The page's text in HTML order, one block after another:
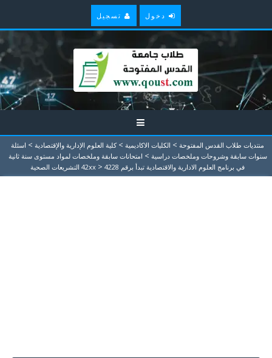
دخول تسجيل
منتديات طلاب القدس المفتوحة > الكليات الاكاديمية > كلية العلوم الإدارية والإقتصادية > اسئلة
سنوات سابقة وشروحات وملخصات دراسية > امتحانات سابقة وملخصات لمواد مستوى سنة ثانية
في برنامج العلوم الادارية والاقتصادية تبدأ برقم 42xx
> 4228 التشريعات الصحية